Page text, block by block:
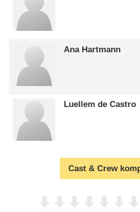
Ana Hartmann
Luellem de Castro
Cast & Crew